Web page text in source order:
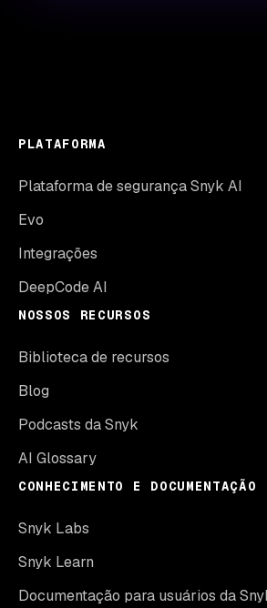
PLATAFORMA
Plataforma de segurança Snyk AI
Evo
Integrações
DeepCode AI
NOSSOS RECURSOS
Biblioteca de recursos
Blog
Podcasts da Snyk
AI Glossary
CONHECIMENTO E DOCUMENTAÇÃO
Snyk Labs
Snyk Learn
Documentação para usuários da